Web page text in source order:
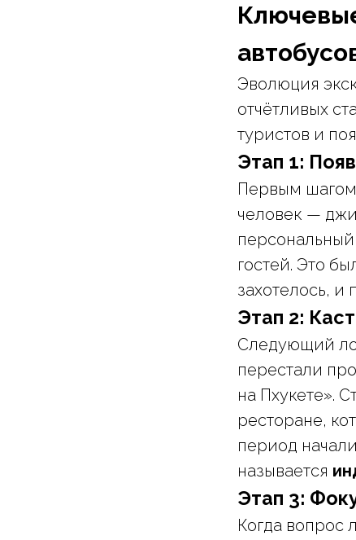
Эволюция
отчётливых
туристов и
Этап 1:
Первым шагом
человек —
гостей. Это
захотелось, и
Этап 2:
Следующий
перестали
на Пхукете».
ресторане,
период
называется
Этап 3:
Когда вопрос